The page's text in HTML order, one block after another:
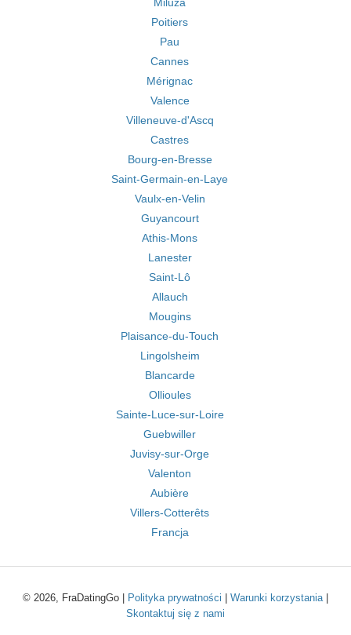
Poitiers
Pau
Cannes
Mérignac
Valence
Villeneuve-d'Ascq
Castres
Bourg-en-Bresse
Saint-Germain-en-Laye
Vaulx-en-Velin
Guyancourt
Athis-Mons
Lanester
Saint-Lô
Allauch
Mougins
Plaisance-du-Touch
Lingolsheim
Blancarde
Ollioules
Sainte-Luce-sur-Loire
Guebwiller
Juvisy-sur-Orge
Valenton
Aubière
Villers-Cotterêts
Francja
© 2026, FraDatingGo | Polityka prywatności Warunki korzystania|
Skontaktuj się z nami